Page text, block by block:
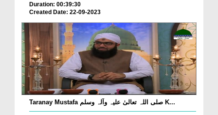
Duration: 00:39:30
Created Date: 22-09-2023
Taranay Mustafa صلی اللہ تعالیٰ علیہ وآلہ وسلم K...